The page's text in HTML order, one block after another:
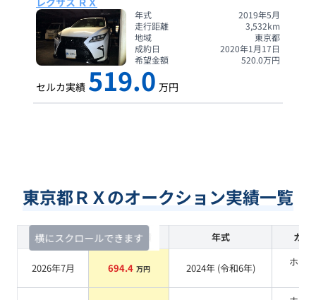
年式
2019年5月
走行距離
3,532km
地域
東京都
成約日
2020年1月17日
希望金額
520.0万円
セルカ実績 519.0 万円
東京都ＲＸのオークション実績一覧
横にスクロールできます
査定時期 セルカ実績 年式 カラ
2026年7月 694.4 万円 2024年 (令和6年)
ホワ